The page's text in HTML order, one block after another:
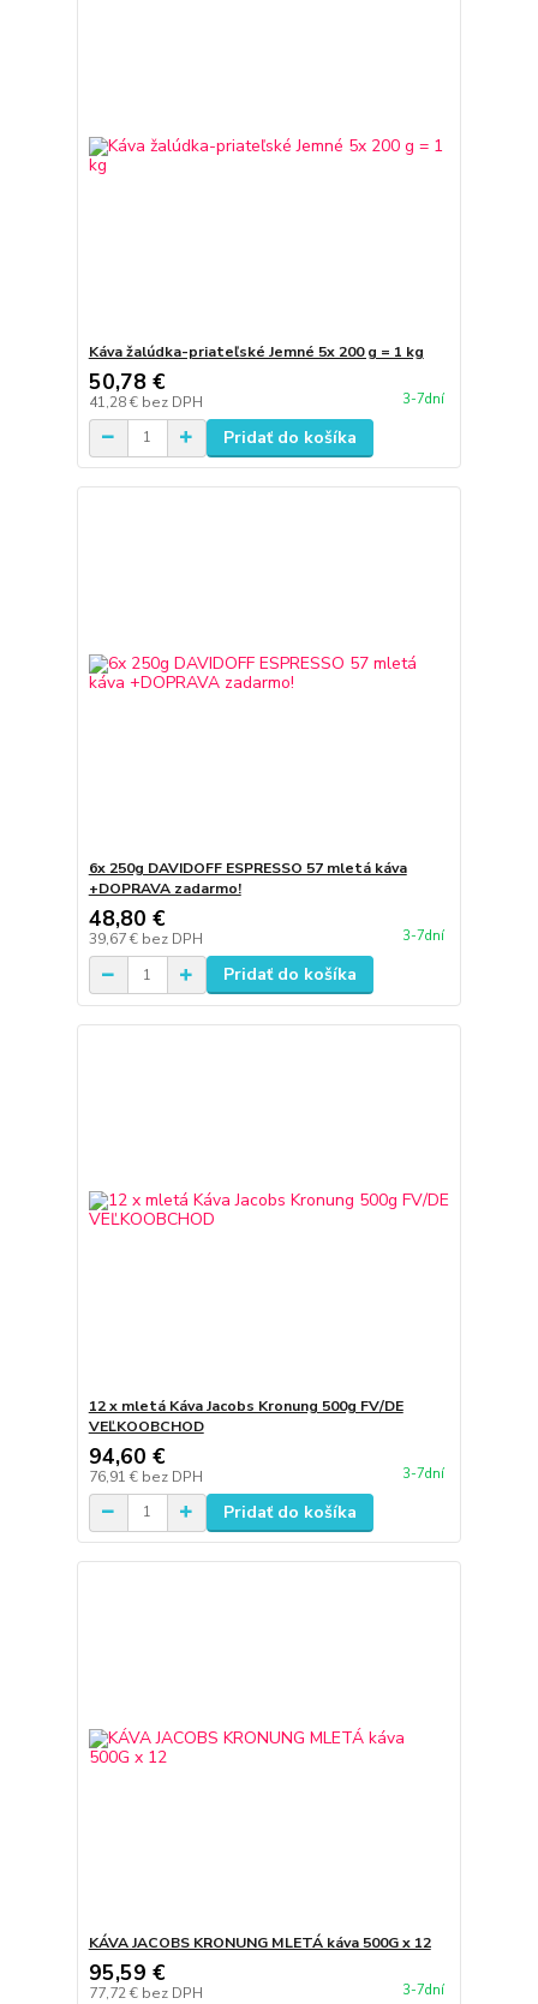
Káva žalúdka-priateľské Jemné 5x 200 g = 1 kg
50,78 €
41,28 € bez DPH 3-7dní
Pridať do košíka
6x 250g DAVIDOFF ESPRESSO 57 mletá káva
+DOPRAVA zadarmo!
48,80 €
39,67 € bez DPH 3-7dní
Pridať do košíka
12 x mletá Káva Jacobs Kronung 500g FV/DE
VEĽKOOBCHOD
94,60 €
76,91 € bez DPH 3-7dní
Pridať do košíka
KÁVA JACOBS KRONUNG MLETÁ káva 500G x 12
95,59 €
77,72 € bez DPH 3-7dní